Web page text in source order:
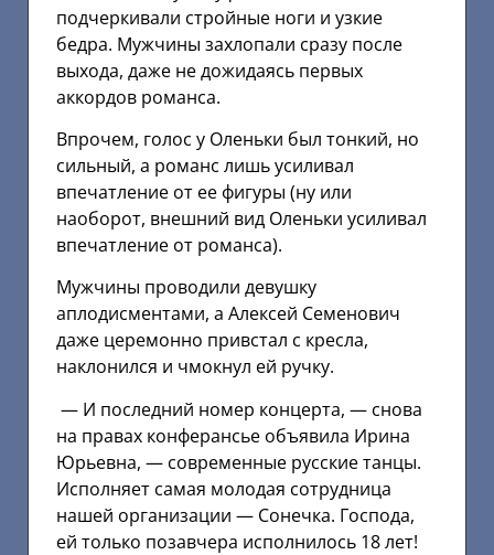
подчеркивали стройные ноги и узкие
бедра. Мужчины захлопали сразу после
выхода, даже не дожидаясь первых
аккордов романса.
Впрочем, голос у Оленьки был тонкий, но
сильный, а романс лишь усиливал
впечатление от ее фигуры (ну или
наоборот, внешний вид Оленьки усиливал
впечатление от романса).
Мужчины проводили девушку
аплодисментами, а Алексей Семенович
даже церемонно привстал с кресла,
наклонился и чмокнул ей ручку.
— И последний номер концерта, — снова
на правах конферансье объявила Ирина
Юрьевна, — современные русские танцы.
Исполняет самая молодая сотрудница
нашей организации — Сонечка. Господа,
ей только позавчера исполнилось 18 лет!